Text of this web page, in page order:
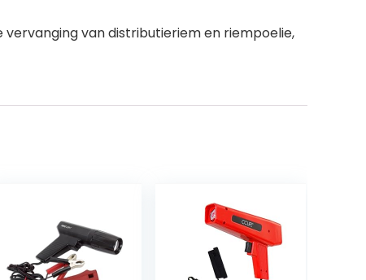
van distributieriem en riempoelie,